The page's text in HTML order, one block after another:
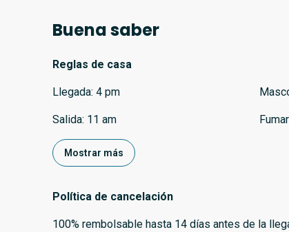
Buena saber
Reglas de casa
Llegada: 4 pm
Salida: 11 am
Mostrar más
Política de cancelación
100% rembolsable hasta 14 días antes de la